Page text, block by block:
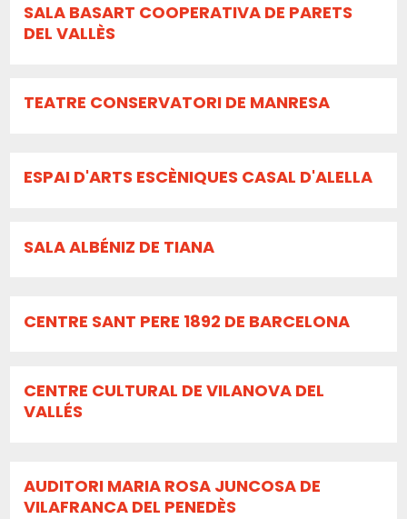
SALA BASART COOPERATIVA DE PARETS
DEL VALLÈS
TEATRE CONSERVATORI DE MANRESA
ESPAI D'ARTS ESCÈNIQUES CASAL D'ALELLA
SALA ALBÉNIZ DE TIANA
CENTRE SANT PERE 1892 DE BARCELONA
CENTRE CULTURAL DE VILANOVA DEL
VALLÉS
AUDITORI MARIA ROSA JUNCOSA DE
VILAFRANCA DEL PENEDÈS